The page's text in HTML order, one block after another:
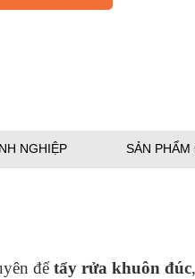
NGHIỆP SẢN PHẨM
đểtẩy rửa khuôn đúc,